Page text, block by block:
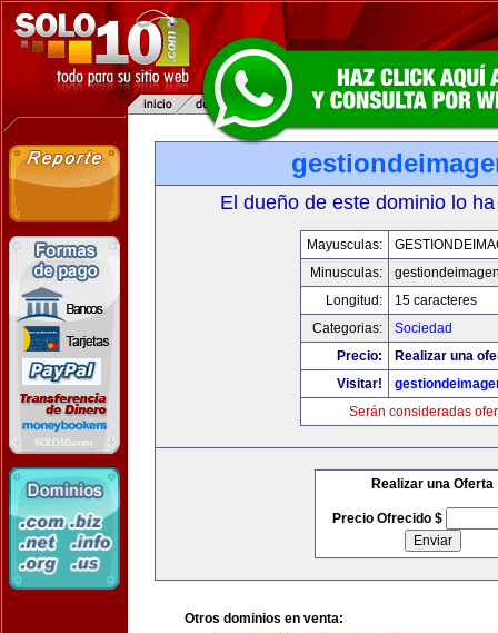
El dueño de este dominio lo
Mayusculas:
Minusculas:
Longitud:
15 caracteres
Categorias:
Sociedad
Precio:
Realizar una
Visitar!
Serán consideradas
Realizar una Oferta
Precio Ofrecido $
Otros dominios en venta: